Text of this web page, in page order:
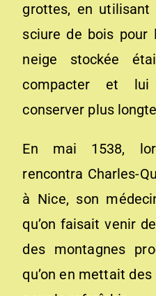
grottes, en
sciure de bois pour
neige stockée
compacter et
conserver plus
En mai 1538,
rencontra Charles-
à Nice, son
qu’on faisait venir
des montagnes
qu’on en mettait